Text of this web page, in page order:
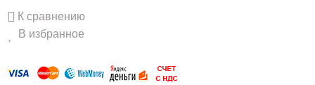
К сравнению
В избранное